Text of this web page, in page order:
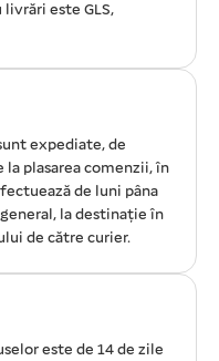
este GLS,
expediate, de
la plasarea comenzii, în
de luni pâna
la destinație în
de către curier.
este de 14 de zile